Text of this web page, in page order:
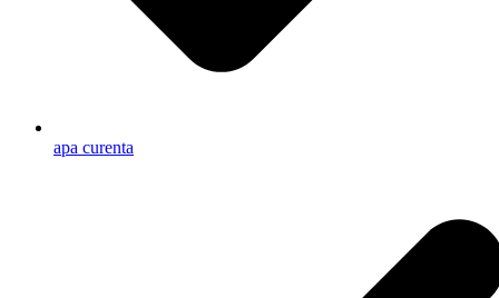
apa curenta